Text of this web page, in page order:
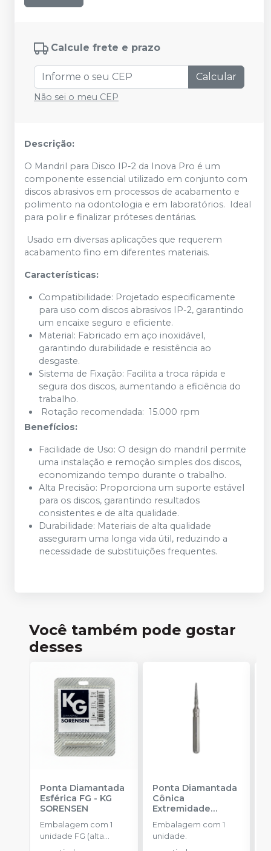
Calcule frete e prazo
Calcular
Não sei o meu CEP
Descrição:
O Mandril para Disco IP-2 da Inova Pro é um
componente essencial utilizado em conjunto com
discos abrasivos em processos de acabamento e
polimento na odontologia e em laboratórios. Ideal
para polir e finalizar próteses dentárias.
Usado em diversas aplicações que requerem
acabamento fino em diferentes materiais.
Características:
Compatibilidade: Projetado especificamente
para uso com discos abrasivos IP-2, garantindo
um encaixe seguro e eficiente.
Material: Fabricado em aço inoxidável,
garantindo durabilidade e resistência ao
desgaste.
Sistema de Fixação: Facilita a troca rápida e
segura dos discos, aumentando a eficiência do
trabalho.
Rotação recomendada: 15.000 rpm
Benefícios:
Facilidade de Uso: O design do mandril permite
uma instalação e remoção simples dos discos,
economizando tempo durante o trabalho.
Alta Precisão: Proporciona um suporte estável
para os discos, garantindo resultados
consistentes e de alta qualidade.
Durabilidade: Materiais de alta qualidade
asseguram uma longa vida útil, reduzindo a
necessidade de substituições frequentes.
Você também pode gostar
desses
Ponta Diamantada
Esférica FG - KG
SORENSEN
Embalagem com 1
unidade FG (alta
rotação).
Ponta Diamantada
Cônica
Extremidade
Arredondada FG
KG SORENSEN
Embalagem com 1
unidade.